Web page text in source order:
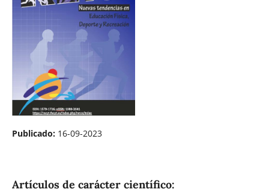
Publicado: 16-09-2023
Artículos de carácter científico: